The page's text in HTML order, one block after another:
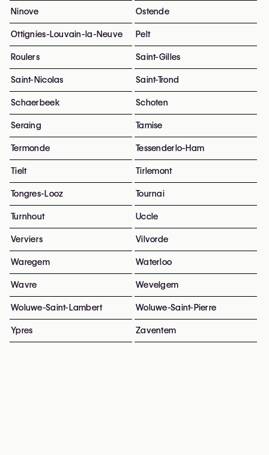
Ninove Ostende
Ottignies-Louvain-la-Neuve Pelt
Roulers Saint-Gilles
Saint-Nicolas Saint-Trond
Schaerbeek Schoten
Seraing Tamise
Termonde Tessenderlo-Ham
Tielt Tirlemont
Tongres-Looz Tournai
Turnhout Uccle
Verviers Vilvorde
Waregem Waterloo
Wavre Wevelgem
Woluwe-Saint-Lambert Woluwe-Saint-Pierre
Ypres Zaventem